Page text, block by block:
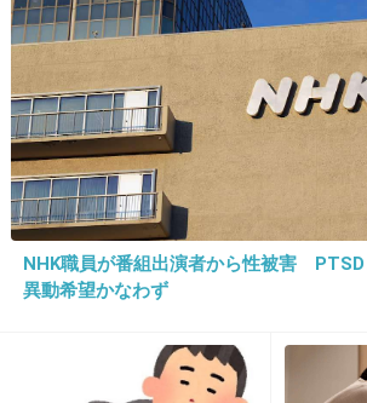
手っていうか関わりたくない
そういう人って大概めんどくさ
+1325
27. 匿名2016/02/06(土) 14:02:02
レイプ殺人犯市橋達也の手記を
フジオカが監督を務め映画化、
『I am ICHIHASHI 逮捕されるま
NHK職員が番組出演者から性被害 PTSD
異動希望かなわず